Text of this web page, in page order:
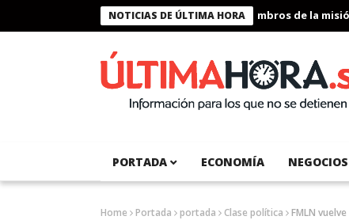
NOTICIAS DE ÚLTIMA HORA
Presidente Bukele condecora a miembros de la misión
PORTADA ECONOMÍA NEGOCIOS
Home Portada portada Clase política FMLN